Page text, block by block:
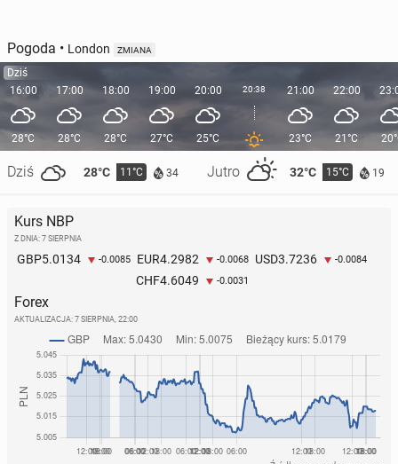
Pogoda • London ZMIANA
Dziś
16:00
28°C
Dziś 28°C 11°C 34 Jutro 32°C 15°C 19
17:00
28°C
18:00
28°C
19:00
27°C
20:00
25°C
20:38 21:00
23°C
22:00
21°C
Kurs NBP
Z DNIA: 7 SIERPNIA
GBP5.0134 -0.0085 EUR4.2982 -0.0068 USD3.7236 -0.0084
CHF4.6049 -0.0031
Forex
AKTUALIZACJA: 7 SIERPNIA, 22:00